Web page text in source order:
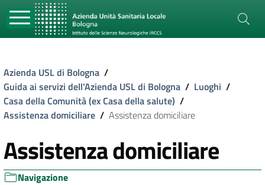
Azienda USL di Bologna /
Guida ai servizi dell'Azienda USL di Bologna / Luoghi /
Casa della Comunità (ex Casa della salute) /
Assistenza domiciliare / Assistenza domiciliare
Assistenza domiciliare
Navigazione